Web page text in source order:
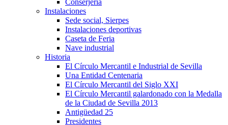
Conserjería
Instalaciones
Sede social, Sierpes
Instalaciones deportivas
Caseta de Feria
Nave industrial
Historia
El Círculo Mercantil e Industrial de Sevilla
Una Entidad Centenaria
El Círculo Mercantil del Siglo XXI
El Círculo Mercantil galardonado con la Medalla
de la Ciudad de Sevilla 2013
Antigüedad 25
Presidentes